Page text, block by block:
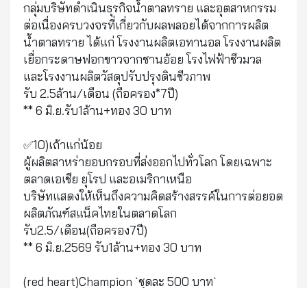
กลุ่มบริษัทดำเนินธุรกิจน้ำตาลทราย และอุตสาหกรรม
ต่อเนื่องครบวงจรที่เกี่ยวกับผลพลอยได้จากการผลิต
น้ำตาลทราย ได้แก่ โรงงานผลิตเอทานอล โรงงานผลิต
เยื่อกระดาษฟอกขาวจากชานอ้อย โรงไฟฟ้าชีวมวล
และโรงงานผลิตวัสดุปรับปรุงดินชีวภาพ
รับ 2.5ล้าน/เดือน (ถือครอง*7ปี)
** 6 มิ.ย.รับ1ล้าน+ทอง 30 บาท
✅10)เถ้าแก่น้อย
ผู้ผลิตสาหร่ายอบกรอบที่ส่งออกไปทั่วโลก โดยเฉพาะ
ตลาดเอเชีย ยุโรป และอเมริกาเหนือ
บริษัทแสดงให้เห็นถึงความคิดสร้างสรรค์ในการต่อยอด
ผลิตภัณฑ์สแน็คไทยในตลาดโลก
รับ2.5/เดือน(ถือครอง7ปี)
** 6 มิ.ย.2569 รับ1ล้าน+ทอง 30 บาท
(red heart)Champion `ชุดละ 500 บาท`